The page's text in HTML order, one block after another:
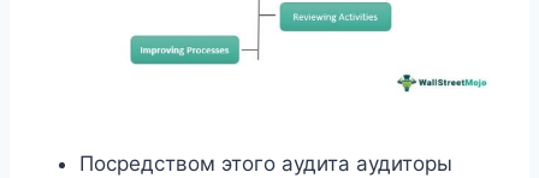
Посредством этого аудита аудиторы